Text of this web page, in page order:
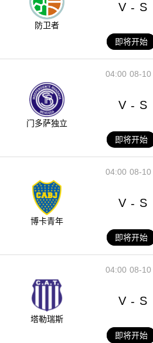
防卫者
V - S
即将开始
08-10
04:00
门多萨独立
V - S
即将开始
08-10
04:00
博卡青年
V - S
即将开始
08-10
04:00
塔勒瑞斯
V - S
即将开始